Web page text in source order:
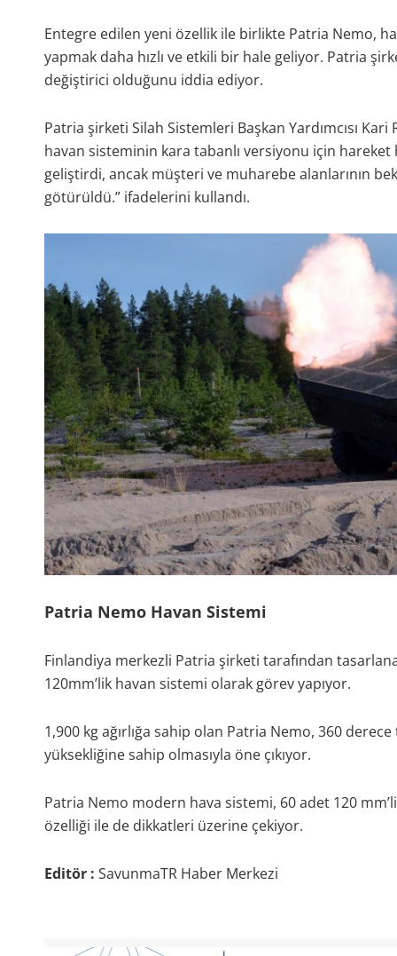
Entegre edilen yeni özellik ile birlikte Patria Nemo,
yapmak daha hızlı ve etkili bir hale geliyor. Patria
değiştirici olduğunu iddia ediyor.
Patria şirketi Silah Sistemleri Başkan Yardımcısı
havan sisteminin kara tabanlı versiyonu için
geliştirdi, ancak müşteri ve muharebe alanlarının
götürüldü.” ifadelerini kullandı.
Patria Nemo Havan Sistemi
Finlandiya merkezli Patria şirketi tarafından
120mm’lik havan sistemi olarak görev yapıyor.
1,900 kg ağırlığa sahip olan Patria Nemo, 360
yüksekliğine sahip olmasıyla öne çıkıyor.
Patria Nemo modern hava sistemi, 60 adet 120
özelliği ile de dikkatleri üzerine çekiyor.
Editör : SavunmaTR Haber Merkezi